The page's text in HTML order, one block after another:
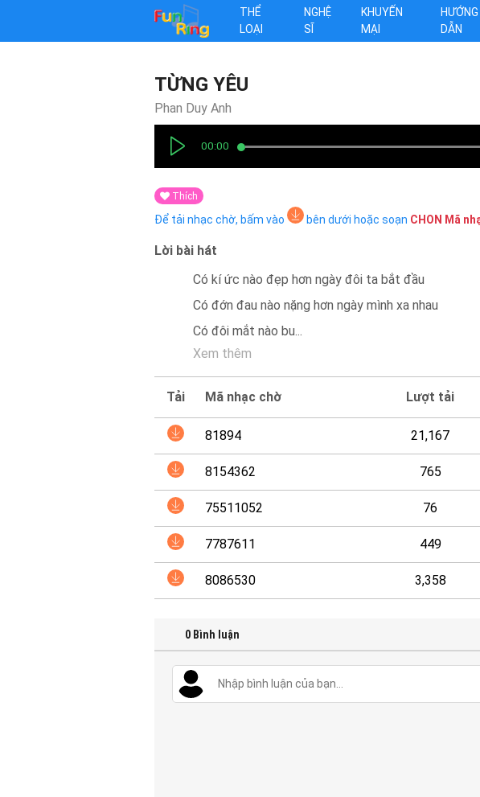
THỂ
LOẠI
NGHỆ
SĨ
KHUYẾN
MẠI
HƯỚNG
DẪN
TỪNG YÊU
Phan Duy Anh
00:00
Thích
Để tải nhạc chờ, bấm vào bên dưới hoặc soạn CHON Mã
Lời bài hát
Có kí ức nào đẹp hơn ngày đôi ta bắt đầu
Có đớn đau nào nặng hơn ngày mình xa nhau
Có đôi mắt nào bu...
Xem thêm
Tải Mã nhạc chờ Lượt tải
81894 21,167
8154362 765
75511052 76
7787611 449
8086530 3,358
0 Bình luận